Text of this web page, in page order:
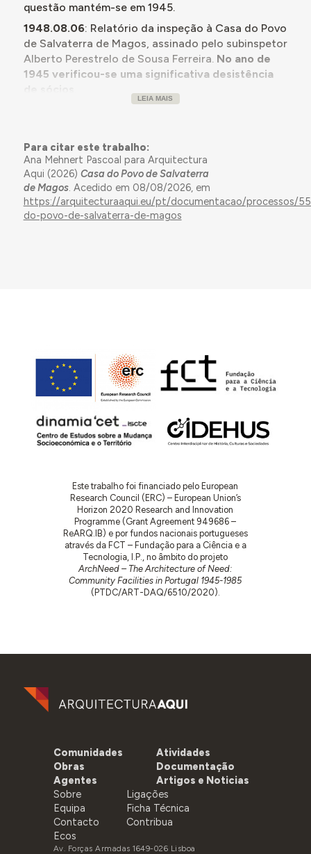
questão mantém-se em 1945.
1948.08.06: Relatório da inspeção à Casa do Povo
de Salvaterra de Magos, assinado pelo subinspetor
Alberto Perestrelo de Sousa Ferreira. No ano de
1945 verificou-se uma significativa desistência
da Junta Central das Casas do Povo, Joaquim da
Mota Correia Pires. Sugere transformação da sala
destinada a reuniões da direção em biblioteca, e
que se aproveite o salão de festas durante o dia
para o curso de lavores.A Casa do Povo possui
posto médico e foi instalado um aparelho de T.S.F.,
tratamentos), que se poderiam destinar a sala de
leitura. O salão onde então funciona essa sala não
é adequado, sobretudo porque “a partir das vinte e
uma horas fica quase às escuras o espectáculo da
Televisão”.
LEIA MAIS
Para citar este trabalho:
Ana Mehnert Pascoal para Arquitectura
Aqui (2026) Casa do Povo de Salvaterra
de Magos. Acedido em 08/08/2026, em
https://arquitecturaaqui.eu/pt/documentacao/processos/
do-povo-de-salvaterra-de-magos
Este trabalho foi financiado pelo European
Research Council (ERC) – European Union’s
Horizon 2020 Research and Innovation
Programme (Grant Agreement 949686 –
ReARQ.IB) e por fundos nacionais portugueses
através da FCT – Fundação para a Ciência e a
Tecnologia, I.P., no âmbito do projeto
ArchNeed – The Architecture of Need:
Community Facilities in Portugal 1945-1985
(PTDC/ART-DAQ/6510/2020).
Comunidades
Obras
Agentes
Atividades
Documentação
Artigos e Noticias
Sobre
Equipa
Contacto
Ecos
Ligações
Ficha Técnica
Contribua
Av. Forças Armadas 1649-026 Lisboa